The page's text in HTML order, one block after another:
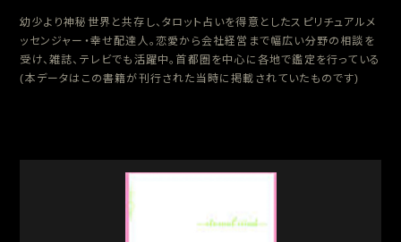
ンジュンさんを紙面鑑定
2007.1.17
インターネットラジオK'z stationゲスト出演「おしゃべり
やってま～す」吉本興業ライセンスさん他鑑定
2006.12.18
発売：Mahou著「タロット占い」 オリジナルタロットカー
お美、タカアンドトシさん他鑑定
ブラス出版発行「Pafe・パフェ」3/7号から占いの頁を連
幼少より神秘世界と共存し、タロット占いを得意としたスピリチュアルメ
ッセンジャー・幸せ配達人。恋愛から会社経営まで幅広い分野の相談を
受け、雑誌、テレビでも活躍中。首都圏を中心に各地で鑑定を行っている
(本データはこの書籍が刊行された当時に掲載されていたものです)